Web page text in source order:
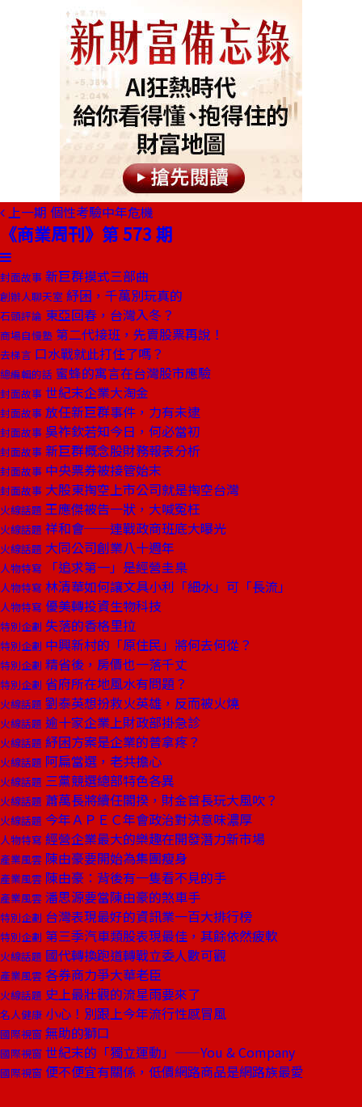
上一期 個性考驗中年危機
《商業周刊》第 573 期
封面故事 新巨群摸式三部曲
創辦人聊天室 紓困，千萬別玩真的
石頭評論 東亞回春，台灣入冬？
商場自慢塾 第二代接班，先賣股票再說！
去梯言 口水戰就此打住了嗎？
總編輯的話 蜜蜂的寓言在台灣股市應驗
封面故事 世紀末企業大淘金
封面故事 放任新巨群事件，力有未逮
封面故事 吳祚欽若知今日，何必當初
封面故事 新巨群概念股財務報表分析
封面故事 中央票券被接管始末
封面故事 大股東掏空上市公司就是掏空台灣
火線話題 王應傑被告一狀，大喊冤枉
火線話題 祥和會──連戰政商班底大曝光
火線話題 大同公司創業八十週年
人物特寫 「追求第一」是經營圭臬
人物特寫 林清華如何讓文具小利「細水」可「長流」
人物特寫 優美轉投資生物科技
特別企劃 失落的香格里拉
特別企劃 中興新村的「原住民」將何去何從？
特別企劃 精省後，房價也一落千丈
特別企劃 省府所在地風水有問題？
火線話題 劉泰英想扮救火英雄，反而被火燒
火線話題 逾十家企業上財政部掛急診
火線話題 紓困方案是企業的普拿疼？
火線話題 阿扁當選，老共擔心
火線話題 三黨競選總部特色各異
火線話題 蕭萬長將續任閣揆，財金首長玩大風吹？
火線話題 今年ＡＰＥＣ年會政治對決意味濃厚
人物特寫 經營企業最大的樂趣在開發潛力新市場
產業風雲 陳由豪要開始為集團瘦身
產業風雲 陳由豪：背後有一隻看不見的手
產業風雲 潘思源要當陳由豪的煞車手
特別企劃 台灣表現最好的資訊業一百大排行榜
特別企劃 第三季汽車類股表現最佳，其餘依然疲軟
火線話題 國代轉換跑道轉戰立委人數可觀
產業風雲 各券商力爭大華老臣
火線話題 史上最壯觀的流星雨要來了
名人健康 小心！別跟上今年流行性感冒風
國際視窗 無助的獅口
國際視窗 世紀末的「獨立運動」——You & Company
國際視窗 便不便宜有關係，低價網路商品是網路族最愛